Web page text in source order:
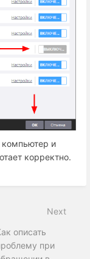
компьютер и
корректно.
Next
описать
при